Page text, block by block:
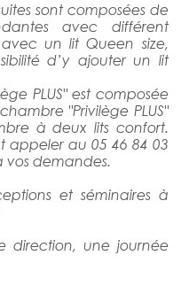
sont composées de
avec différent
un lit Queen size,
d’y ajouter un lit
PLUS" est composée
"Privilège PLUS"
à deux lits confort.
appeler au 05 46 84 03
vos demandes.
et séminaires à
direction, une journée